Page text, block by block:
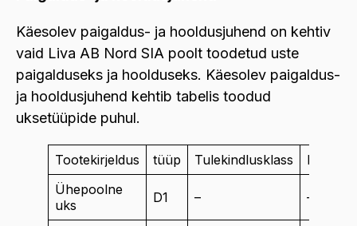
Käesolev paigaldus- ja hooldusjuhend on kehtiv
vaid Liva AB Nord SIA poolt toodetud uste
paigalduseks ja hoolduseks. Käesolev paigaldus-
ja hooldusjuhend kehtib tabelis toodud
uksetüüpide puhul.
Tootekirjeldus tüüp Tulekindlusklass
Ühepoolne
uks
D1 – –